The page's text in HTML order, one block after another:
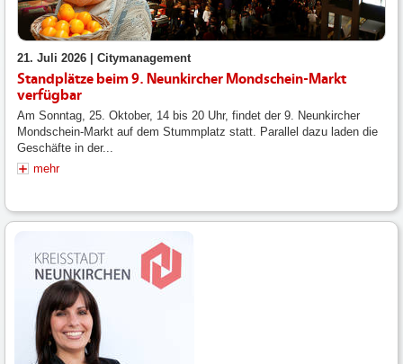
21. Juli 2026 | Citymanagement
Standplätze beim 9. Neunkircher Mondschein-Markt
verfügbar
Am Sonntag, 25. Oktober, 14 bis 20 Uhr, findet der 9. Neunkircher
Mondschein-Markt auf dem Stummplatz statt. Parallel dazu laden die
Geschäfte in der...
mehr